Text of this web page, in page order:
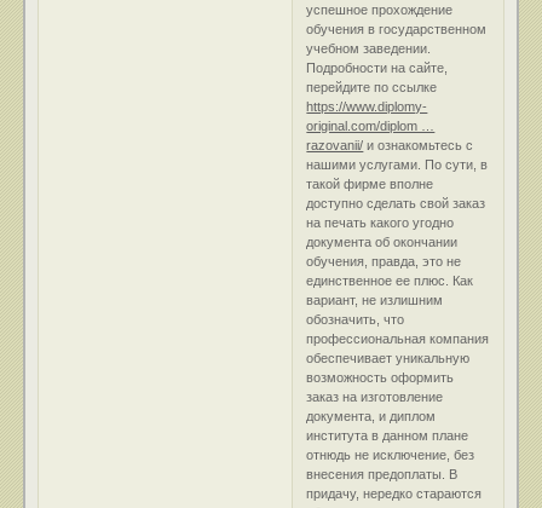
успешное прохождение
обучения в государственном
учебном заведении.
Подробности на сайте,
перейдите по ссылке
https://www.diplomy-
original.com/diplom …
razovanii/ и ознакомьтесь с
нашими услугами. По сути, в
такой фирме вполне
доступно сделать свой заказ
на печать какого угодно
документа об окончании
обучения, правда, это не
единственное ее плюс. Как
вариант, не излишним
обозначить, что
профессиональная компания
обеспечивает уникальную
возможность оформить
заказ на изготовление
документа, и диплом
института в данном плане
отнюдь не исключение, без
внесения предоплаты. В
придачу, нередко стараются